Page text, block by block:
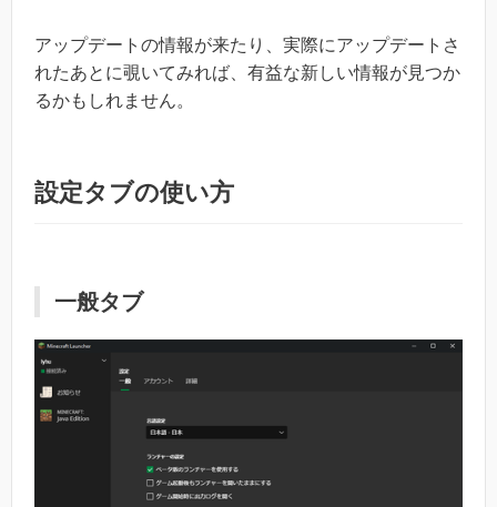
アップデートの情報が来たり、実際にアップデートさ
れたあとに覗いてみれば、有益な新しい情報が見つか
るかもしれません。
設定タブの使い方
一般タブ